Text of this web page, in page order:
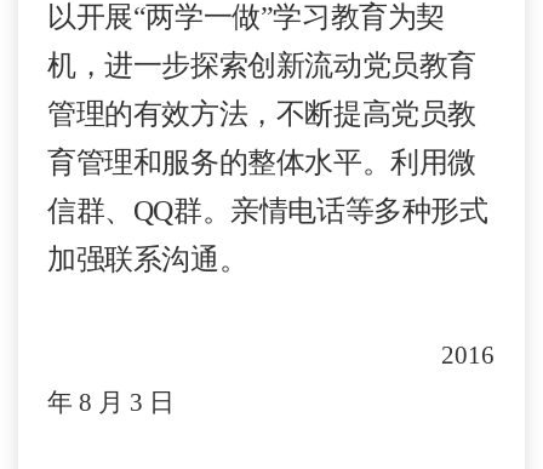
以开展“两学一做”学习教育为契
机，进一步探索创新流动党员教育
管理的有效方法，不断提高党员教
育管理和服务的整体水平。利用微
信群、 QQ群。亲情电话等多种形式
加强联系沟通。
2016
年 8 月 3 日